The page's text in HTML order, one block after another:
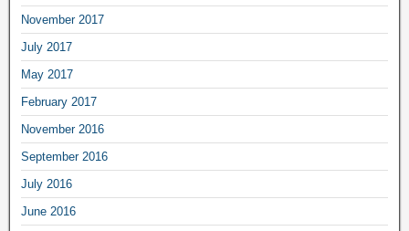
November 2017
July 2017
May 2017
February 2017
November 2016
September 2016
July 2016
June 2016